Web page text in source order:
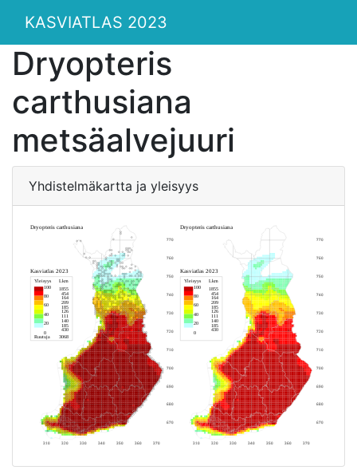
KASVIATLAS 2023
Dryopteris
carthusiana
metsäalvejuuri
Yhdistelmäkartta ja yleisyys